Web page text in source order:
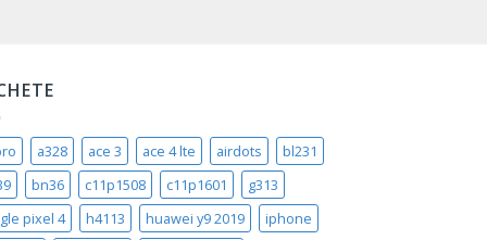
a328 ace 3 ace 4 lte airdots
bl231
bn36 c11p1508 c11p1601
g313
pixel 4
h4113 huawei y9 2019
iphone